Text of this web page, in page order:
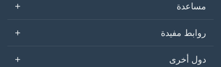
مساعدة +
روابط مفيدة +
دول أخرى +